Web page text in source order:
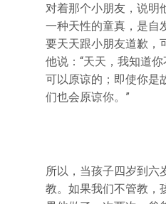
对着那个小朋友，说明
一种天性的童真，是自
要天天跟小朋友道歉，
他说：“天天，我知道
可以原谅的；即使你是
们也会原谅你。”
所以，当孩子四岁到六
教。如果我们不管教，